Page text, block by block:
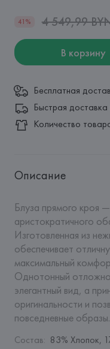
41% 4 549,99
В корзину
Бесплатная
Быстрая
Количество
Описание
Блуза прямого кроя
аристократичного
Изготовленная из
обеспечивает
максимальный
Однотонный
элегантный вид, а
оригинальности и
повседневные образы.
Состав: 83% Хлопок,